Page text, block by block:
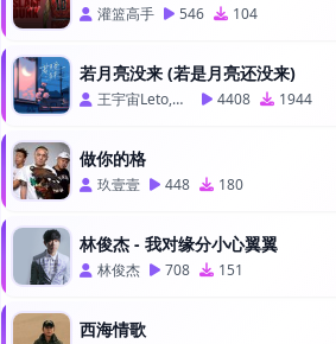
灌篮高手 546 104
若月亮没来 (若是月亮还没来)
王宇宙Leto,乔浚丞 4408 1944
做你的格
玖壹壹 448 180
林俊杰 - 我对缘分小心翼翼
林俊杰 708 151
西海情歌